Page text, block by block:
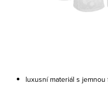
luxusní materiál s